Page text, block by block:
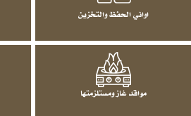
اواني الحفظ والتخزين
مواقد غاز ومستلزمتها